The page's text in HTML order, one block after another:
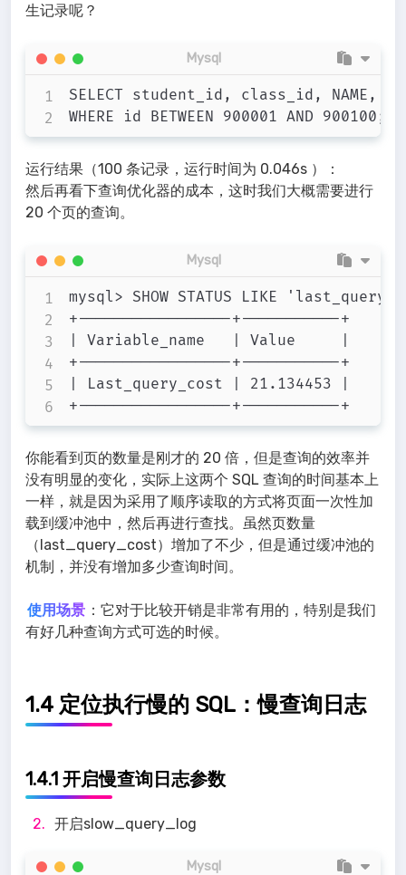
生记录呢？
SELECT student_id, class_id, NAME,
Mysql
运行结果（100 条记录，运行时间为 0.046s ）：
然后再看下查询优化器的成本，这时我们大概需要进行
20 个页的查询。
mysql> SHOW STATUS LIKE
+-----------------+-----------+
| Variable_name   | Value     |
+-----------------+-----------+
| Last_query_cost | 21.134453 |
Mysql
你能看到页的数量是刚才的 20 倍，但是查询的效率并
没有明显的变化，实际上这两个 SQL 查询的时间基本上
一样，就是因为采用了顺序读取的方式将页面一次性加
载到缓冲池中，然后再进行查找。虽然页数量
（last_query_cost）增加了不少，但是通过缓冲池的
机制，并没有增加多少查询时间。
使用场景 ：它对于比较开销是非常有用的，特别是我们
有好几种查询方式可选的时候。
1.4 定位执行慢的 SQL：慢查询日志
1.4.1 开启慢查询日志参数
开启slow_query_log
Mysql